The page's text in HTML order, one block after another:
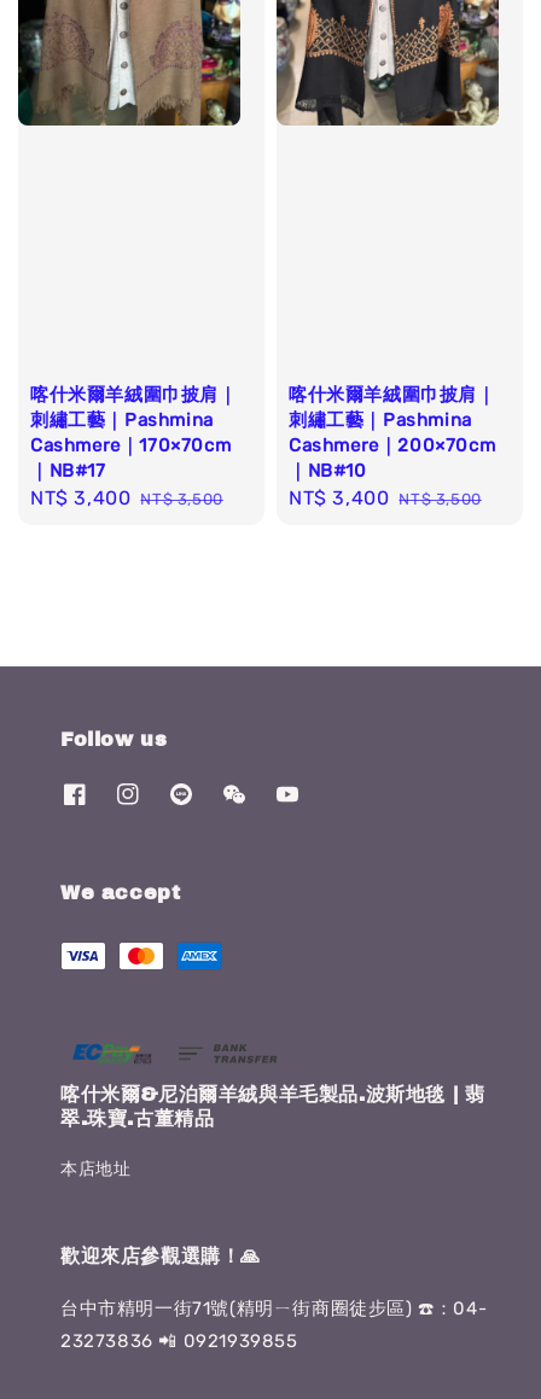
喀什米爾羊絨圍巾披肩｜
刺繡工藝｜Pashmina
Cashmere｜170×70cm
｜NB#17
Sale
NT$ 3,400 Regular
NT$ 3,500
喀什米爾羊絨圍巾披肩｜
刺繡工藝｜Pashmina
Cashmere｜200×70cm
｜NB#10
Sale
NT$ 3,400 Regular
NT$ 3,500
Follow us
We accept
喀什米爾&尼泊爾羊絨與羊毛製品.波斯地毯 | 翡
翠.珠寶.古董精品
本店地址
歡迎來店參觀選購！🙏
台中市精明一街71號(精明ㄧ街商圈徒步區) ☎️：04-
23273836 📲 0921939855